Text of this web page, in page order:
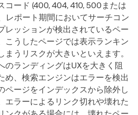
コード (400, 404, 410, 500または
レポート期間においてサーチコン
レッションが検出されているペー
こうしたページでは表示ランキン
まうリスクが大きいといえます。
のランディングはUXを大きく阻
め、検索エンジンはエラーを検出
ページをインデックスから除外し
エラーによるリンク切れや壊れた